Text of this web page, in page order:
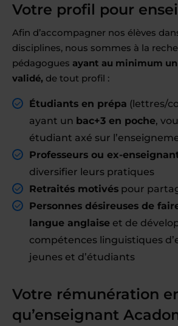
Votre profil pour
Afin d’accompagner nos élèves
disciplines, nous sommes à la
pédagogues ayant au minimum
validé, de tout profil :
Étudiants en prépa (lettres/
ayant un bac+3 en poche,
étudiant axé sur
Professeurs ou ex-
diversifier leurs pratiques
Retraités motivés pour
Personnes désireuses de
langue anglaise et de
compétences linguistiques
jeunes et d’étudiants
Votre rémunération
qu’enseignant